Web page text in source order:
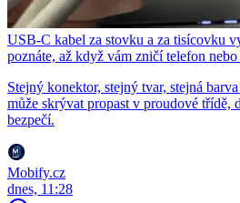
USB-C kabel za stovku a za tisícovku
poznáte, až když vám zničí telefon
Stejný konektor, stejný tvar, stejná
může skrývat propast v proudové třídě,
bezpečí.
Mobify.cz
dnes, 11:28